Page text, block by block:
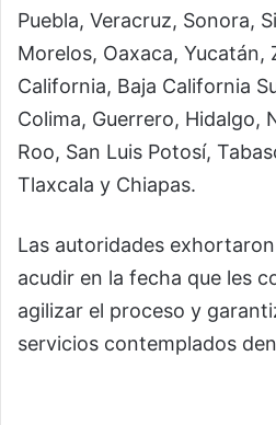
Puebla, Veracruz, Sonora,
Morelos, Oaxaca, Yucatán,
California, Baja California
Colima, Guerrero, Hidalgo,
Roo, San Luis Potosí,
Tlaxcala y Chiapas.
Las autoridades
acudir en la fecha que les
agilizar el proceso y
servicios contemplados